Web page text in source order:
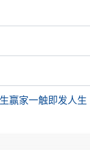
赢家一触即发人生